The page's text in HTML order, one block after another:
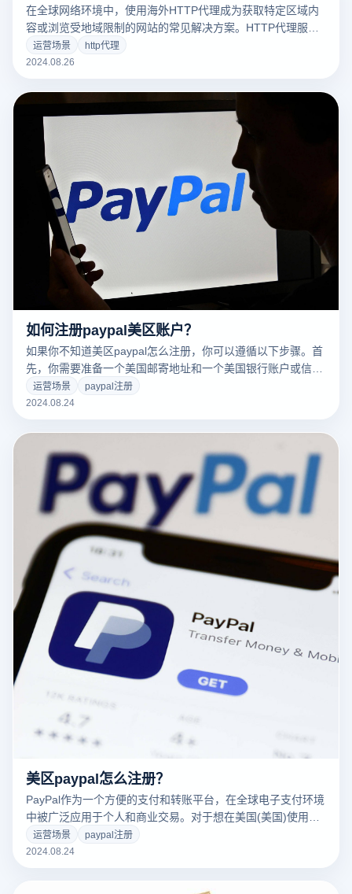
在全球网络环境中，使用海外HTTP代理成为获取特定区域内
容或浏览受地域限制的网站的常见解决方案。HTTP代理服务
器不仅可以隐藏客户的真实IP地址，还可以帮助绕过地域限
制，提高网络访问的灵活性和自由度。对于一些想通过海外服
重要的。在本文中，我们将详细介绍如何配置和使用海外
HTTP代理，并推荐一些可靠的海外代理IP服务，以确保您能
够顺利跨越领域。
运营场景
http代理
2024.08.26
如何注册paypal美区账户？
如果你不知道美区paypal怎么注册，你可以遵循以下步骤。首
先，你需要准备一个美国邮寄地址和一个美国银行账户或信用
卡信息，因为这些是注册过程中的关键部分。以下是详细的步
骤指南:
运营场景
paypal注册
2024.08.24
美区paypal怎么注册？
PayPal作为一个方便的支付和转账平台，在全球电子支付环境
中被广泛应用于个人和商业交易。对于想在美国(美国)使用
PayPal的用户来说，在美国(美国)注册一个PayPal账户可以带
来更多的便利和功能，比如无缝购物、国际交易和更高的安全
运营场景
paypal注册
2024.08.24